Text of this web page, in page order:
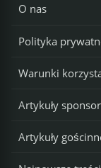
O nas
Polityka
Warunki
Artykuły
Artykuły